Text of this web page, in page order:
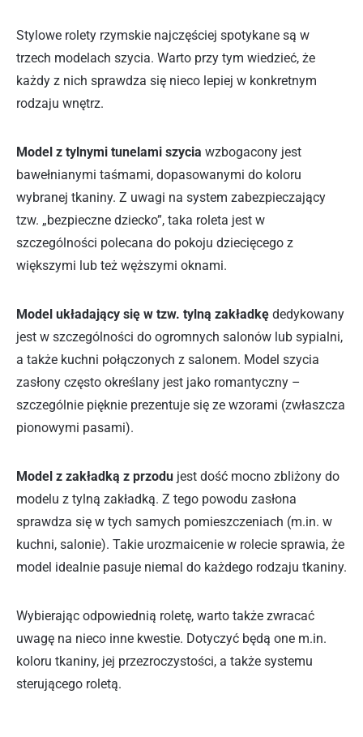
Stylowe rolety rzymskie najczęściej spotykane są w
trzech modelach szycia. Warto przy tym wiedzieć, że
każdy z nich sprawdza się nieco lepiej w konkretnym
rodzaju wnętrz.
Model z tylnymi tunelami szycia wzbogacony jest
bawełnianymi taśmami, dopasowanymi do koloru
wybranej tkaniny. Z uwagi na system zabezpieczający
tzw. „bezpieczne dziecko”, taka roleta jest w
szczególności polecana do pokoju dziecięcego z
większymi lub też węższymi oknami.
Model układający się w tzw. tylną zakładkę dedykowany
jest w szczególności do ogromnych salonów lub sypialni,
a także kuchni połączonych z salonem. Model szycia
zasłony często określany jest jako romantyczny –
szczególnie pięknie prezentuje się ze wzorami (zwłaszcza
pionowymi pasami).
Model z zakładką z przodu jest dość mocno zbliżony do
modelu z tylną zakładką. Z tego powodu zasłona
sprawdza się w tych samych pomieszczeniach (m.in. w
kuchni, salonie). Takie urozmaicenie w rolecie sprawia, że
model idealnie pasuje niemal do każdego rodzaju tkaniny.
Wybierając odpowiednią roletę, warto także zwracać
uwagę na nieco inne kwestie. Dotyczyć będą one m.in.
koloru tkaniny, jej przezroczystości, a także systemu
sterującego roletą.